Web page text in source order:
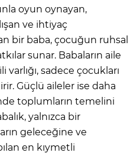
oyun oynayan,
ve ihtiyaç
bir baba, çocuğun ruhsal
sunar. Babaların aile
sadece çocukları
Güçlü aileler ise daha
toplumların temelini
yalnızca bir
geleceğine ve
en kıymetli